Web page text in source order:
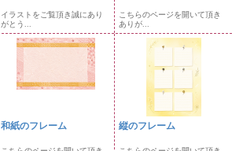
イラストをご覧頂き誠にあり
がとう...
こちらのページを開いて頂き
ありが...
和紙のフレーム 縦のフレーム